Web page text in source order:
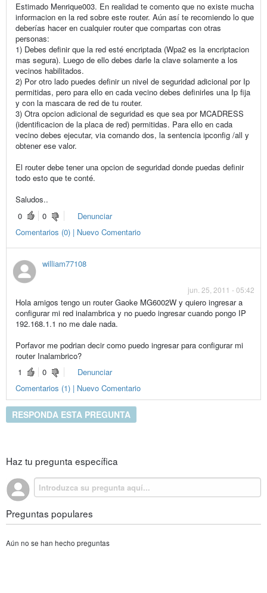
Estimado Menrique003. En realidad te comento que no existe mucha
informacion en la red sobre este router. Aún así te recomiendo lo que
deberías hacer en cualquier router que compartas con otras
personas:
1) Debes definir que la red esté encriptada (Wpa2 es la encriptacion
mas segura). Luego de ello debes darle la clave solamente a los
vecinos habilitados.
2) Por otro lado puedes definir un nivel de seguridad adicional por Ip
permitidas, pero para ello en cada vecino debes definirles una Ip fija
y con la mascara de red de tu router.
3) Otra opcion adicional de seguridad es que sea por MCADRESS
(identificacion de la placa de red) permitidas. Para ello en cada
vecino debes ejecutar, via comando dos, la sentencia ipconfig /all y
obtener ese valor.
El router debe tener una opcion de seguridad donde puedas definir
todo esto que te conté.
Saludos..
0
0
Denunciar
Comentarios (0) | Nuevo Comentario
william77108
jun. 25, 2011 - 05:42
Hola amigos tengo un router Gaoke MG6002W y quiero ingresar a
configurar mi red inalambrica y no puedo ingresar cuando pongo IP
192.168.1.1 no me dale nada.
Porfavor me podrian decir como puedo ingresar para configurar mi
router Inalambrico?
1
0
Denunciar
Comentarios (1) | Nuevo Comentario
RESPONDA ESTA PREGUNTA
Haz tu pregunta específica
Preguntas populares
Aún no se han hecho preguntas